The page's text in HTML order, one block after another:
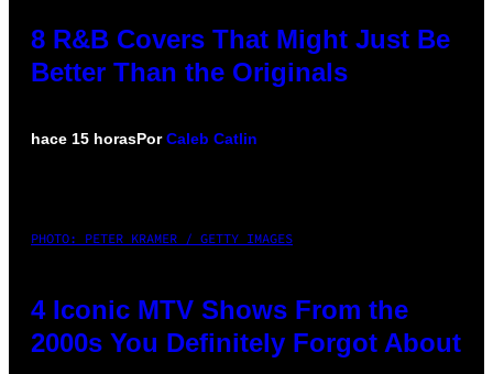
8 R&B Covers That Might Just Be
Better Than the Originals
hace 15 horasPorCaleb Catlin
PHOTO: PETER KRAMER / GETTY IMAGES
4 Iconic MTV Shows From the
2000s You Definitely Forgot About